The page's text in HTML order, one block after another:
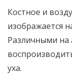
Костное и
изображается
Различными на
уха.